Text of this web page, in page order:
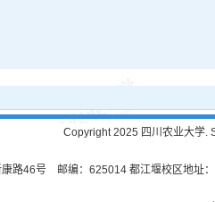
Copyright 2025 四川农业大学.
康路46号 邮编：625014 都江堰校区地址